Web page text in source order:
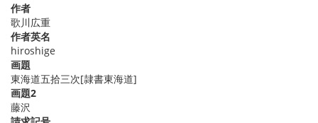
作者
歌川広重
作者英名
hiroshige
画題
東海道五拾三次[隷書東海道]
画題2
藤沢